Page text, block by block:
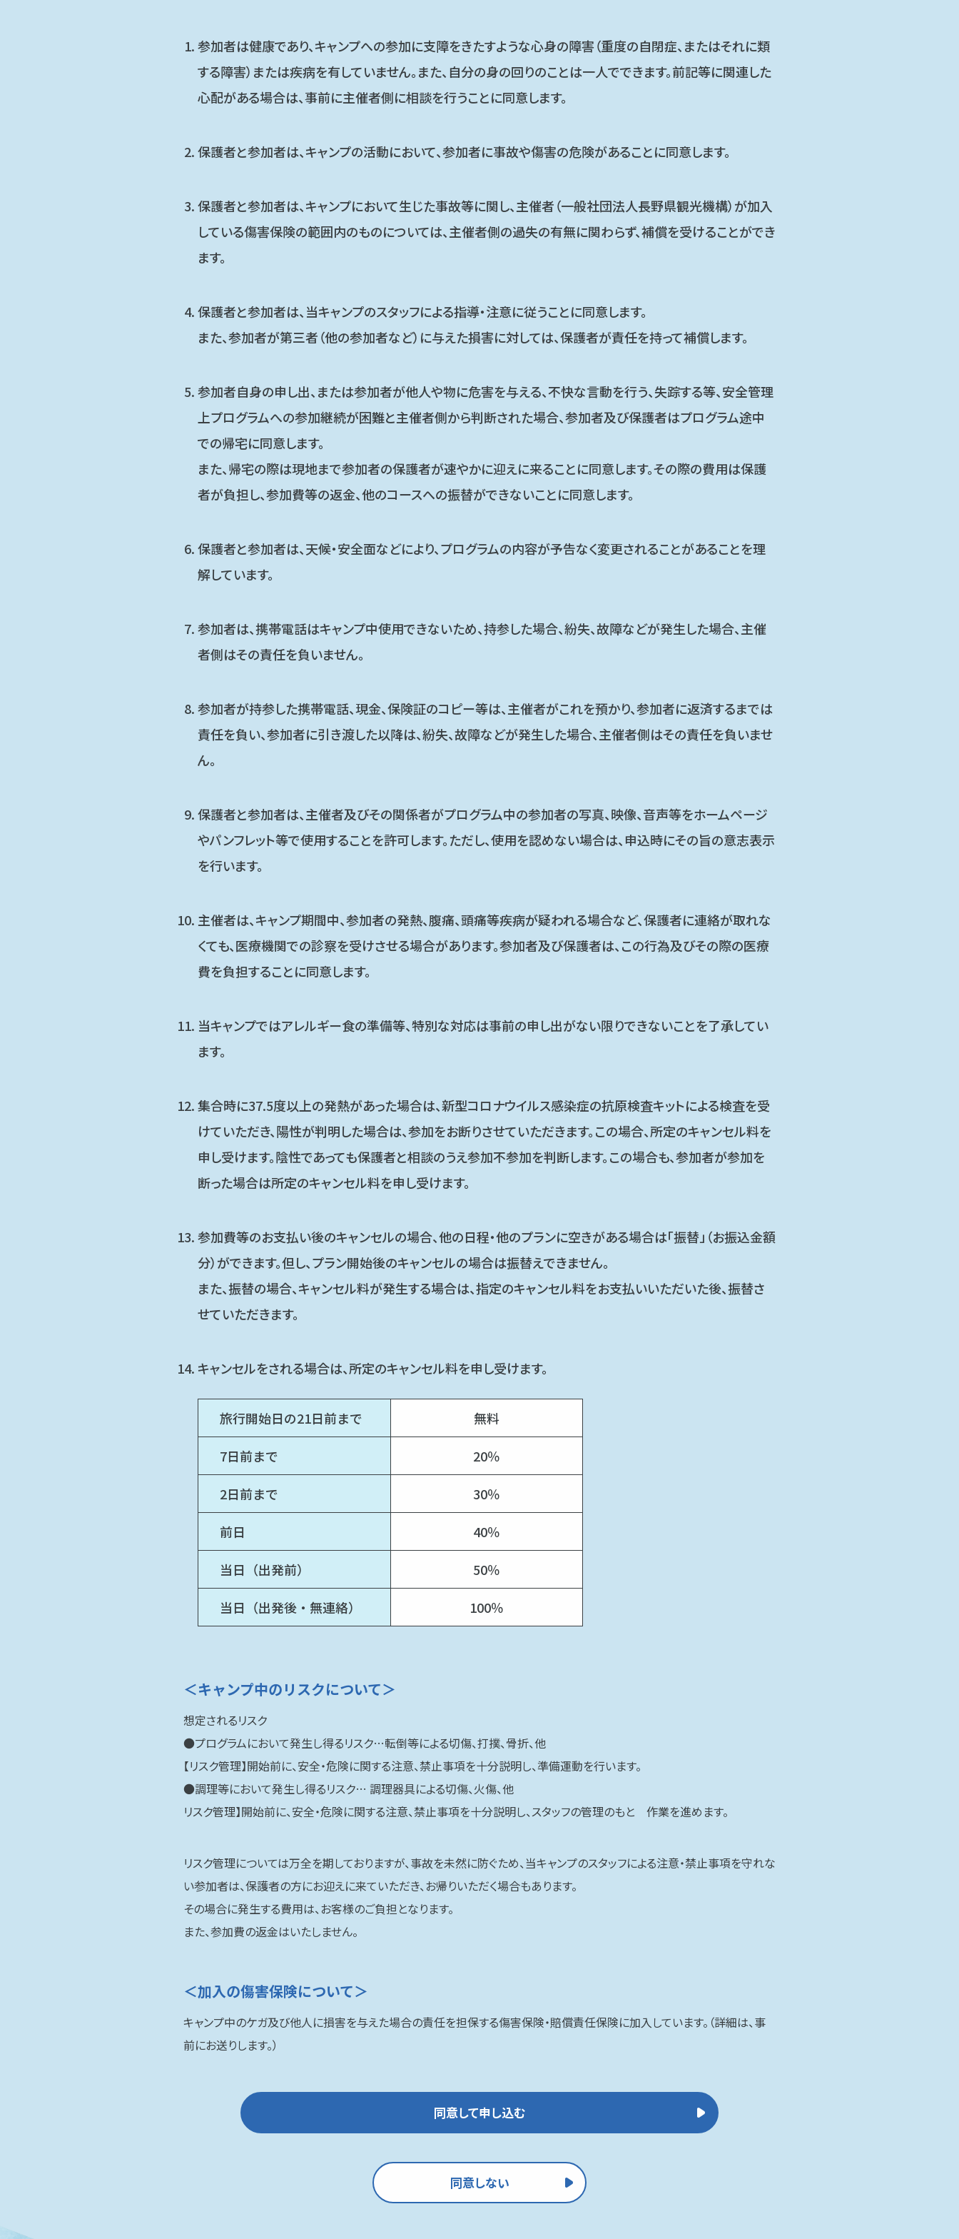
参加者は健康であり、キャンプへの参加に支障をきたすような心身の障害（重度の自閉症、またはそれに類
する障害）または疾病を有していません。また、自分の身の回りのことは一人でできます。前記等に関連した
心配がある場合は、事前に主催者側に相談を行うことに同意します。
保護者と参加者は、キャンプの活動において、参加者に事故や傷害の危険があることに同意します。
保護者と参加者は、キャンプにおいて生じた事故等に関し、主催者（一般社団法人長野県観光機構）が加入
している傷害保険の範囲内のものについては、主催者側の過失の有無に関わらず、補償を受けることができ
ます。
保護者と参加者は、当キャンプのスタッフによる指導・注意に従うことに同意します。
また、参加者が第三者（他の参加者など）に与えた損害に対しては、保護者が責任を持って補償します。
参加者自身の申し出、または参加者が他人や物に危害を与える、不快な言動を行う、失踪する等、安全管理
上プログラムへの参加継続が困難と主催者側から判断された場合、参加者及び保護者はプログラム途中
での帰宅に同意します。
また、帰宅の際は現地まで参加者の保護者が速やかに迎えに来ることに同意します。その際の費用は保護
者が負担し、参加費等の返金、他のコースへの振替ができないことに同意します。
保護者と参加者は、天候・安全面などにより、プログラムの内容が予告なく変更されることがあることを理
解しています。
参加者は、携帯電話はキャンプ中使用できないため、持参した場合、紛失、故障などが発生した場合、主催
者側はその責任を負いません。
参加者が持参した携帯電話、現金、保険証のコピー等は、主催者がこれを預かり、参加者に返済するまでは
責任を負い、参加者に引き渡した以降は、紛失、故障などが発生した場合、主催者側はその責任を負いませ
ん。
保護者と参加者は、主催者及びその関係者がプログラム中の参加者の写真、映像、音声等をホームページ
やパンフレット等で使用することを許可します。ただし、使用を認めない場合は、申込時にその旨の意志表示
を行います。
主催者は、キャンプ期間中、参加者の発熱、腹痛、頭痛等疾病が疑われる場合など、保護者に連絡が取れな
くても、医療機関での診察を受けさせる場合があります。参加者及び保護者は、この行為及びその際の医療
費を負担することに同意します。
当キャンプではアレルギー食の準備等、特別な対応は事前の申し出がない限りできないことを了承してい
ます。
集合時に37.5度以上の発熱があった場合は、新型コロナウイルス感染症の抗原検査キットによる検査を受
けていただき、陽性が判明した場合は、参加をお断りさせていただきます。この場合、所定のキャンセル料を
申し受けます。陰性であっても保護者と相談のうえ参加不参加を判断します。この場合も、参加者が参加を
断った場合は所定のキャンセル料を申し受けます。
参加費等のお支払い後のキャンセルの場合、他の日程・他のプランに空きがある場合は「振替」（お振込金額
分）ができます。但し、プラン開始後のキャンセルの場合は振替えできません。
また、振替の場合、キャンセル料が発生する場合は、指定のキャンセル料をお支払いいただいた後、振替さ
せていただきます。
キャンセルをされる場合は、所定のキャンセル料を申し受けます。
旅行開始日の21日前まで 無料
7日前まで 20％
2日前まで 30％
前日 40％
当日（出発前） 50％
当日（出発後・無連絡） 100％
＜キャンプ中のリスクについて＞
想定されるリスク
●プログラムにおいて発生し得るリスク…転倒等による切傷、打撲、骨折、他
【リスク管理】開始前に、安全・危険に関する注意、禁止事項を十分説明し、準備運動を行います。
●調理等において発生し得るリスク… 調理器具による切傷、火傷、他
リスク管理】開始前に、安全・危険に関する注意、禁止事項を十分説明し、スタッフの管理のもと 作業を進めます。
リスク管理については万全を期しておりますが、事故を未然に防ぐため、当キャンプのスタッフによる注意・禁止事項を守れな
い参加者は、保護者の方にお迎えに来ていただき、お帰りいただく場合もあります。
その場合に発生する費用は、お客様のご負担となります。
また、参加費の返金はいたしません。
＜加入の傷害保険について＞
キャンプ中のケガ及び他人に損害を与えた場合の責任を担保する傷害保険・賠償責任保険に加入しています。（詳細は、事
前にお送りします。）
同意して申し込む
同意しない